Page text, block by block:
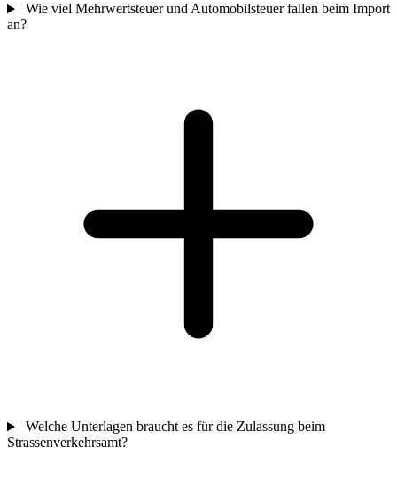
Wie viel Mehrwertsteuer und Automobilsteuer fallen beim Import
an?
Welche Unterlagen braucht es für die Zulassung beim
Strassenverkehrsamt?